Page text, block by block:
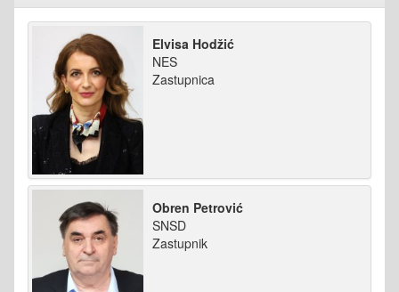
Elvisa Hodžić
NES
Zastupnica
Obren Petrović
SNSD
Zastupnik